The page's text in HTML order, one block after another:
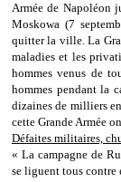
Armée de Napoléon
Moskowa (7
quitter la ville. La
maladies et les
hommes venus de
hommes pendant la
dizaines de milliers
cette Grande Armée
Défaites militaires,
« La campagne de
se liguent tous contre